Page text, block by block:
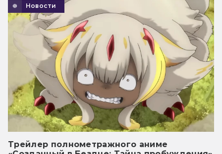
Новости
Трейлер полнометражного аниме